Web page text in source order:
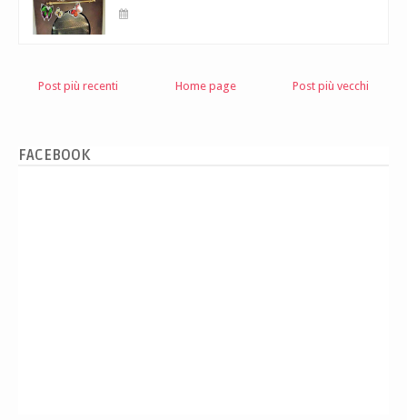
Post più recenti Post più vecchi
Home page
FACEBOOK